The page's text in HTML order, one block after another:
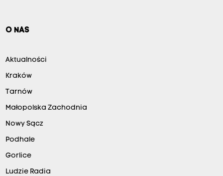
O NAS
Aktualności
Kraków
Tarnów
Małopolska Zachodnia
Nowy Sącz
Podhale
Gorlice
Ludzie Radia